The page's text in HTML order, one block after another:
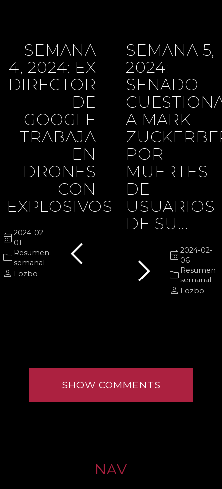
SEMANA
4, 2024: EX
DIRECTOR
DE
GOOGLE
TRABAJA
EN
DRONES
CON
EXPLOSIVOS
calendar_month 2024-02-
01
folder Resumen
semanal
person Lozbo chevron_left
SEMANA 5,
2024:
SENADO
A MARK
POR
MUERTES
DE
USUARIOS
DE SU...
calendar_month 2024-02-
06
folder Resumen
semanal
person Lozbo
chevron_right
SHOW COMMENTS
NAV